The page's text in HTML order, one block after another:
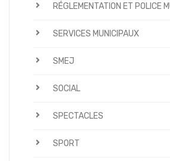
RÉGLEMENTATION ET POLICE
SERVICES MUNICIPAUX
SMEJ
SOCIAL
SPECTACLES
SPORT